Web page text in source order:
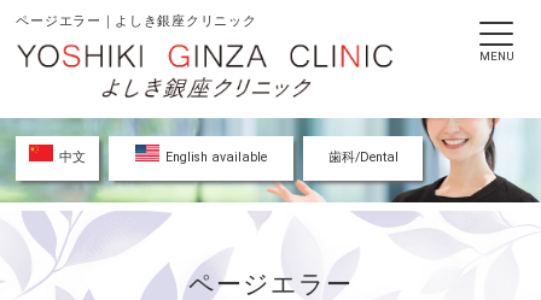
ページエラー｜よしき銀座クリニック
中文 English available 歯科/Dental
ページエラー
MENU